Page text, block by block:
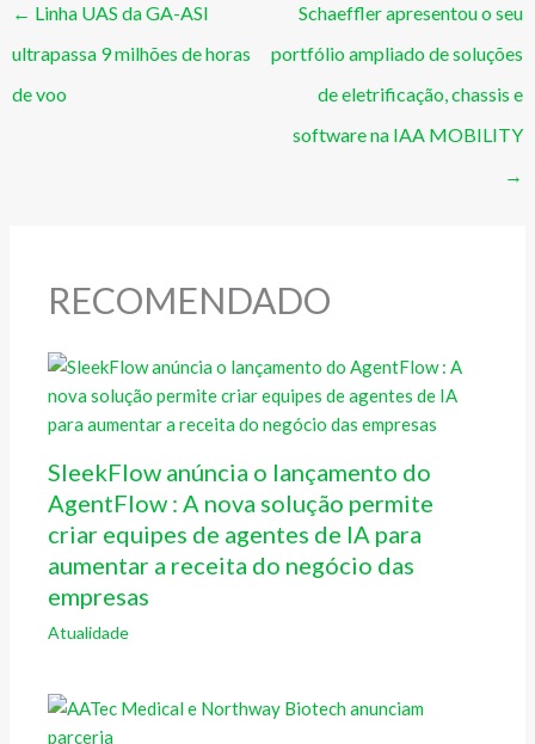
← Linha UAS da GA-ASI
ultrapassa 9 milhões de horas
de voo
Schaeffler apresentou o seu
portfólio ampliado de soluções
de eletrificação, chassis e
software na IAA MOBILITY
→
RECOMENDADO
SleekFlow anúncia o lançamento do
AgentFlow : A nova solução permite
criar equipes de agentes de IA para
aumentar a receita do negócio das
empresas
Atualidade